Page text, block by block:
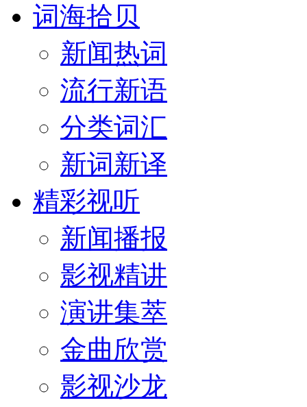
词海拾贝
新闻热词
流行新语
分类词汇
新词新译
精彩视听
新闻播报
影视精讲
演讲集萃
金曲欣赏
影视沙龙